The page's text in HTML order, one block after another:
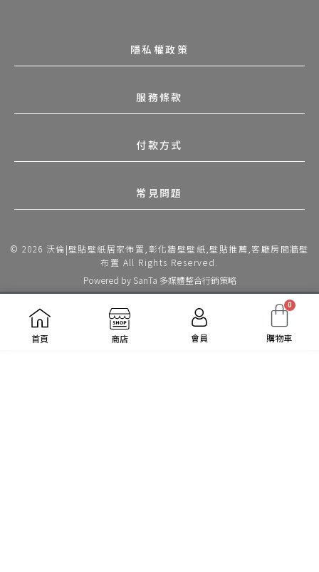
隱私權政策
服務條款
付款方式
常見問題
© 2026 沃倫|壁貼壁紙居家佈置,彰化牆壁壁紙,壁貼推薦,客廳房間牆壁
布置 All Rights Reserved.
Powered by SanTa 多媒體整合行銷策略
首頁 商店 會員
0
購物車